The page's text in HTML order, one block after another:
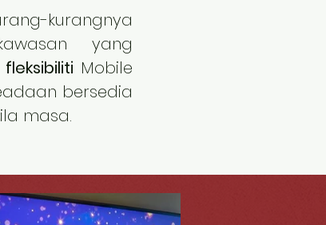
kurangnya
yang
Mobile
bersedia
masa.